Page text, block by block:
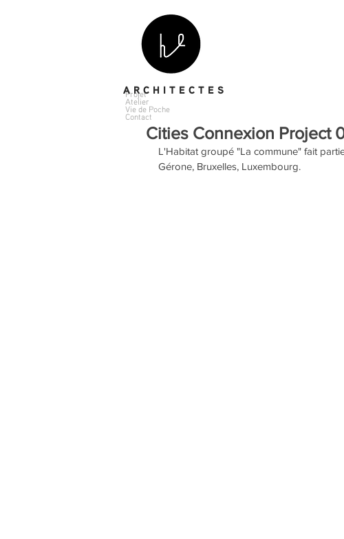
A R C H I T E C T E S
Cities Connexion Project
L'Habitat groupé "La commune" fait
Gérone, Bruxelles, Luxembourg.
Projet
Atelier
Vie de Poche
Contact